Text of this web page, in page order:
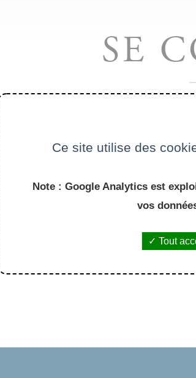
SE
votre mot de passe
Ce site utilise des
Note : Google Analytics est
vos
Tout